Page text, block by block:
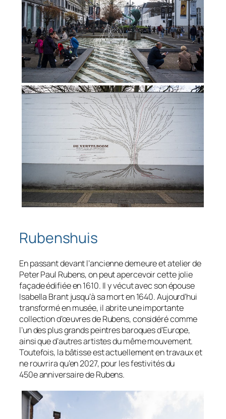
Rubenshuis
En passant devant l’ancienne demeure et atelier de
Peter Paul Rubens, on peut apercevoir cette jolie
façade édifiée en 1610. Il y vécut avec son épouse
Isabella Brant jusqu’à sa mort en 1640. Aujourd’hui
transformé en musée, il abrite une importante
collection d’œuvres de Rubens, considéré comme
l’un des plus grands peintres baroques d’Europe,
ainsi que d’autres artistes du même mouvement.
Toutefois, la bâtisse est actuellement en travaux et
ne rouvrira qu’en 2027, pour les festivités du
450e anniversaire de Rubens.